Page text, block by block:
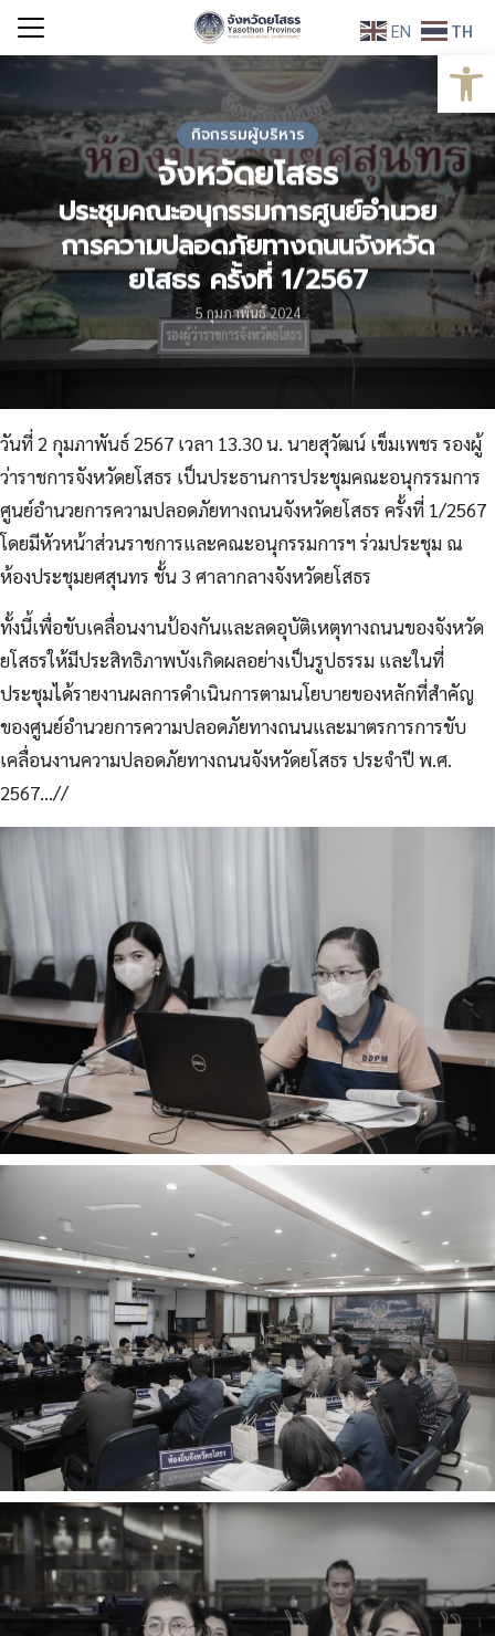
Skip
content
Search
กิจกรรมผู้บริหาร
จังหวัดยโสธร
ประชุมคณะอนุกรรมการศูนย์อำนวย
การความปลอดภัยทางถนนจังหวัด
ยโสธร ครั้งที่ 1/2567
5 กุมภาพันธ์ 2024
วันที่ 2 กุมภาพันธ์ 2567 เวลา 13.30 น. นายสุวัฒน์ เข็มเพชร รองผู้
ว่าราชการจังหวัดยโสธร เป็นประธานการประชุมคณะอนุกรรมการ
ศูนย์อำนวยการความปลอดภัยทางถนนจังหวัดยโสธร ครั้งที่ 1/2567
โดยมีหัวหน้าส่วนราชการและคณะอนุกรรมการฯ ร่วมประชุม ณ
ห้องประชุมยศสุนทร ชั้น 3 ศาลากลางจังหวัดยโสธร
ทั้งนี้เพื่อขับเคลื่อนงานป้องกันและลดอุบัติเหตุทางถนนของจังหวัด
ยโสธรให้มีประสิทธิภาพบังเกิดผลอย่างเป็นรูปธรรม และในที่
ประชุมได้รายงานผลการดำเนินการตามนโยบายของหลักที่สำคัญ
ของศูนย์อำนวยการความปลอดภัยทางถนนและมาตรการการขับ
เคลื่อนงานความปลอดภัยทางถนนจังหวัดยโสธร ประจำปี พ.ศ.
2567…//
EN TH